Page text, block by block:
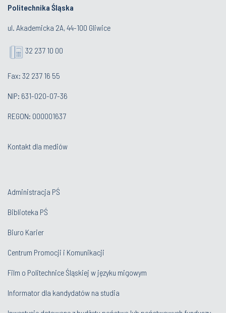
Politechnika Śląska
ul. Akademicka 2A, 44-100 Gliwice
32 237 10 00
Fax: 32 237 16 55
NIP: 631-020-07-36
REGON: 000001637
Kontakt dla mediów
Administracja PŚ
Biblioteka PŚ
Biuro Karier
Centrum Promocji i Komunikacji
Film o Politechnice Śląskiej w języku migowym
Informator dla kandydatów na studia